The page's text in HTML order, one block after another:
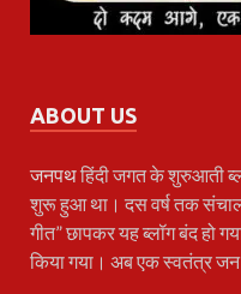
ABOUT US
जनपथहिंदी जगत के शुरुआती
शुरू हुआ था। दस वर्ष तक
गीत” छापकर यह ब्लॉग बंद हो
किया गया। अब एक स्वतंत्र